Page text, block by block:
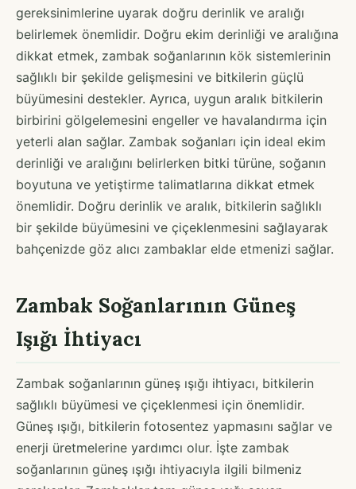
gereksinimlerine uyarak doğru derinlik ve aralığı
belirlemek önemlidir. Doğru ekim derinliği ve aralığına
dikkat etmek, zambak soğanlarının kök sistemlerinin
sağlıklı bir şekilde gelişmesini ve bitkilerin güçlü
büyümesini destekler. Ayrıca, uygun aralık bitkilerin
birbirini gölgelemesini engeller ve havalandırma için
yeterli alan sağlar. Zambak soğanları için ideal ekim
derinliği ve aralığını belirlerken bitki türüne, soğanın
boyutuna ve yetiştirme talimatlarına dikkat etmek
önemlidir. Doğru derinlik ve aralık, bitkilerin sağlıklı
bir şekilde büyümesini ve çiçeklenmesini sağlayarak
bahçenizde göz alıcı zambaklar elde etmenizi sağlar.
Zambak Soğanlarının Güneş
Işığı İhtiyacı
Zambak soğanlarının güneş ışığı ihtiyacı, bitkilerin
sağlıklı büyümesi ve çiçeklenmesi için önemlidir.
Güneş ışığı, bitkilerin fotosentez yapmasını sağlar ve
enerji üretmelerine yardımcı olur. İşte zambak
soğanlarının güneş ışığı ihtiyacıyla ilgili bilmeniz